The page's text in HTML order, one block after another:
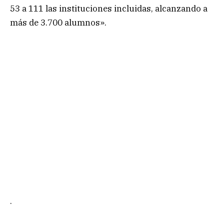
53 a 111 las instituciones incluidas, alcanzando a
más de 3.700 alumnos».
.